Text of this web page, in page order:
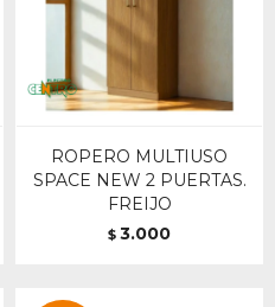
ROPERO MULTIUSO
SPACE NEW 2 PUERTAS.
FREIJO
$ 3.000